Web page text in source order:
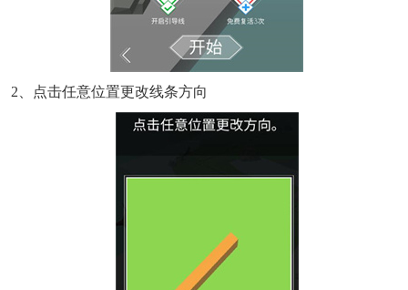
2、点击任意位置更改线条方向